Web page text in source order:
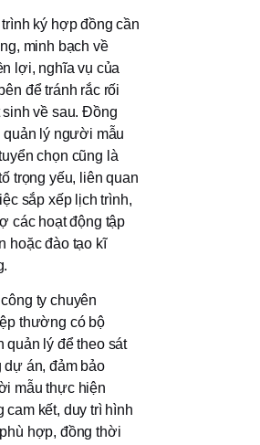
ký hợp đồng cần
minh bạch về
lợi, nghĩa vụ của
để tránh rắc rối
sinh về sau. Đồng
quản lý người mẫu
chọn cũng là
trọng yếu, liên quan
sắp xếp lịch trình,
các hoạt động tập
hoặc đào tạo kĩ
ty chuyên
thường có bộ
quản lý để theo sát
dự án, đảm bảo
mẫu thực hiện
cam kết, duy trì hình
hợp, đồng thời